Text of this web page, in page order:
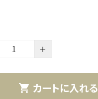
＋
shopping_cart カートに入れる